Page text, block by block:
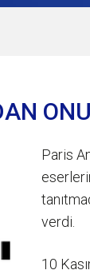
Paris
verdi.
10